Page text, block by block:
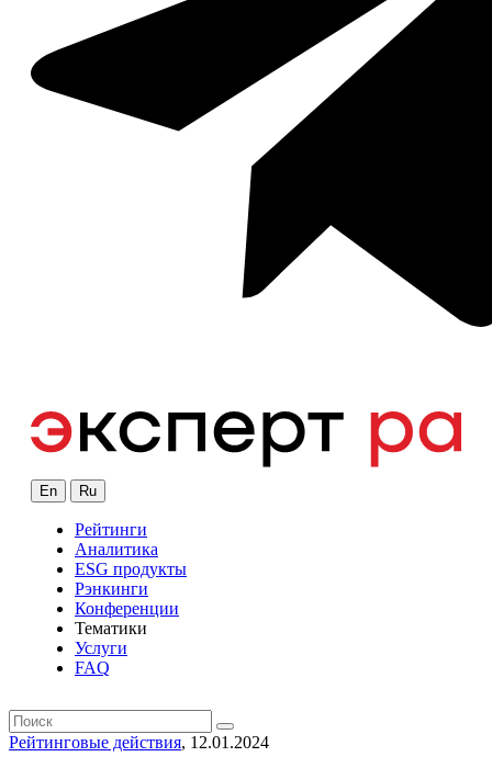
En Ru
Рейтинги
Аналитика
ESG продукты
Рэнкинги
Конференции
Тематики
Услуги
FAQ
Рейтинговые действия, 12.01.2024